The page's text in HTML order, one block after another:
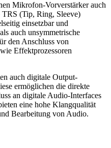
Mikrofon-Vorverstärker auch
(Tip, Ring, Sleeve)
einsetzbar und
auch unsymmetrische
den Anschluss von
Effektprozessoren
auch digitale Output-
ermöglichen die direkte
an digitale Audio-Interfaces
eine hohe Klangqualität
Bearbeitung von Audio.